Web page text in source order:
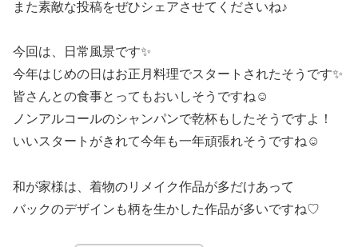
また素敵な投稿をぜひシェアさせてくださいね♪
今回は、日常風景です✨
今年はじめの日はお正月料理でスタートされたそうです✨
皆さんとの食事とってもおいしそうですね☺
ノンアルコールのシャンパンで乾杯もしたそうですよ！
いいスタートがきれて今年も一年頑張れそうですね☺
和が家様は、着物のリメイク作品が多だけあって
バックのデザインも柄を生かした作品が多いですね♡